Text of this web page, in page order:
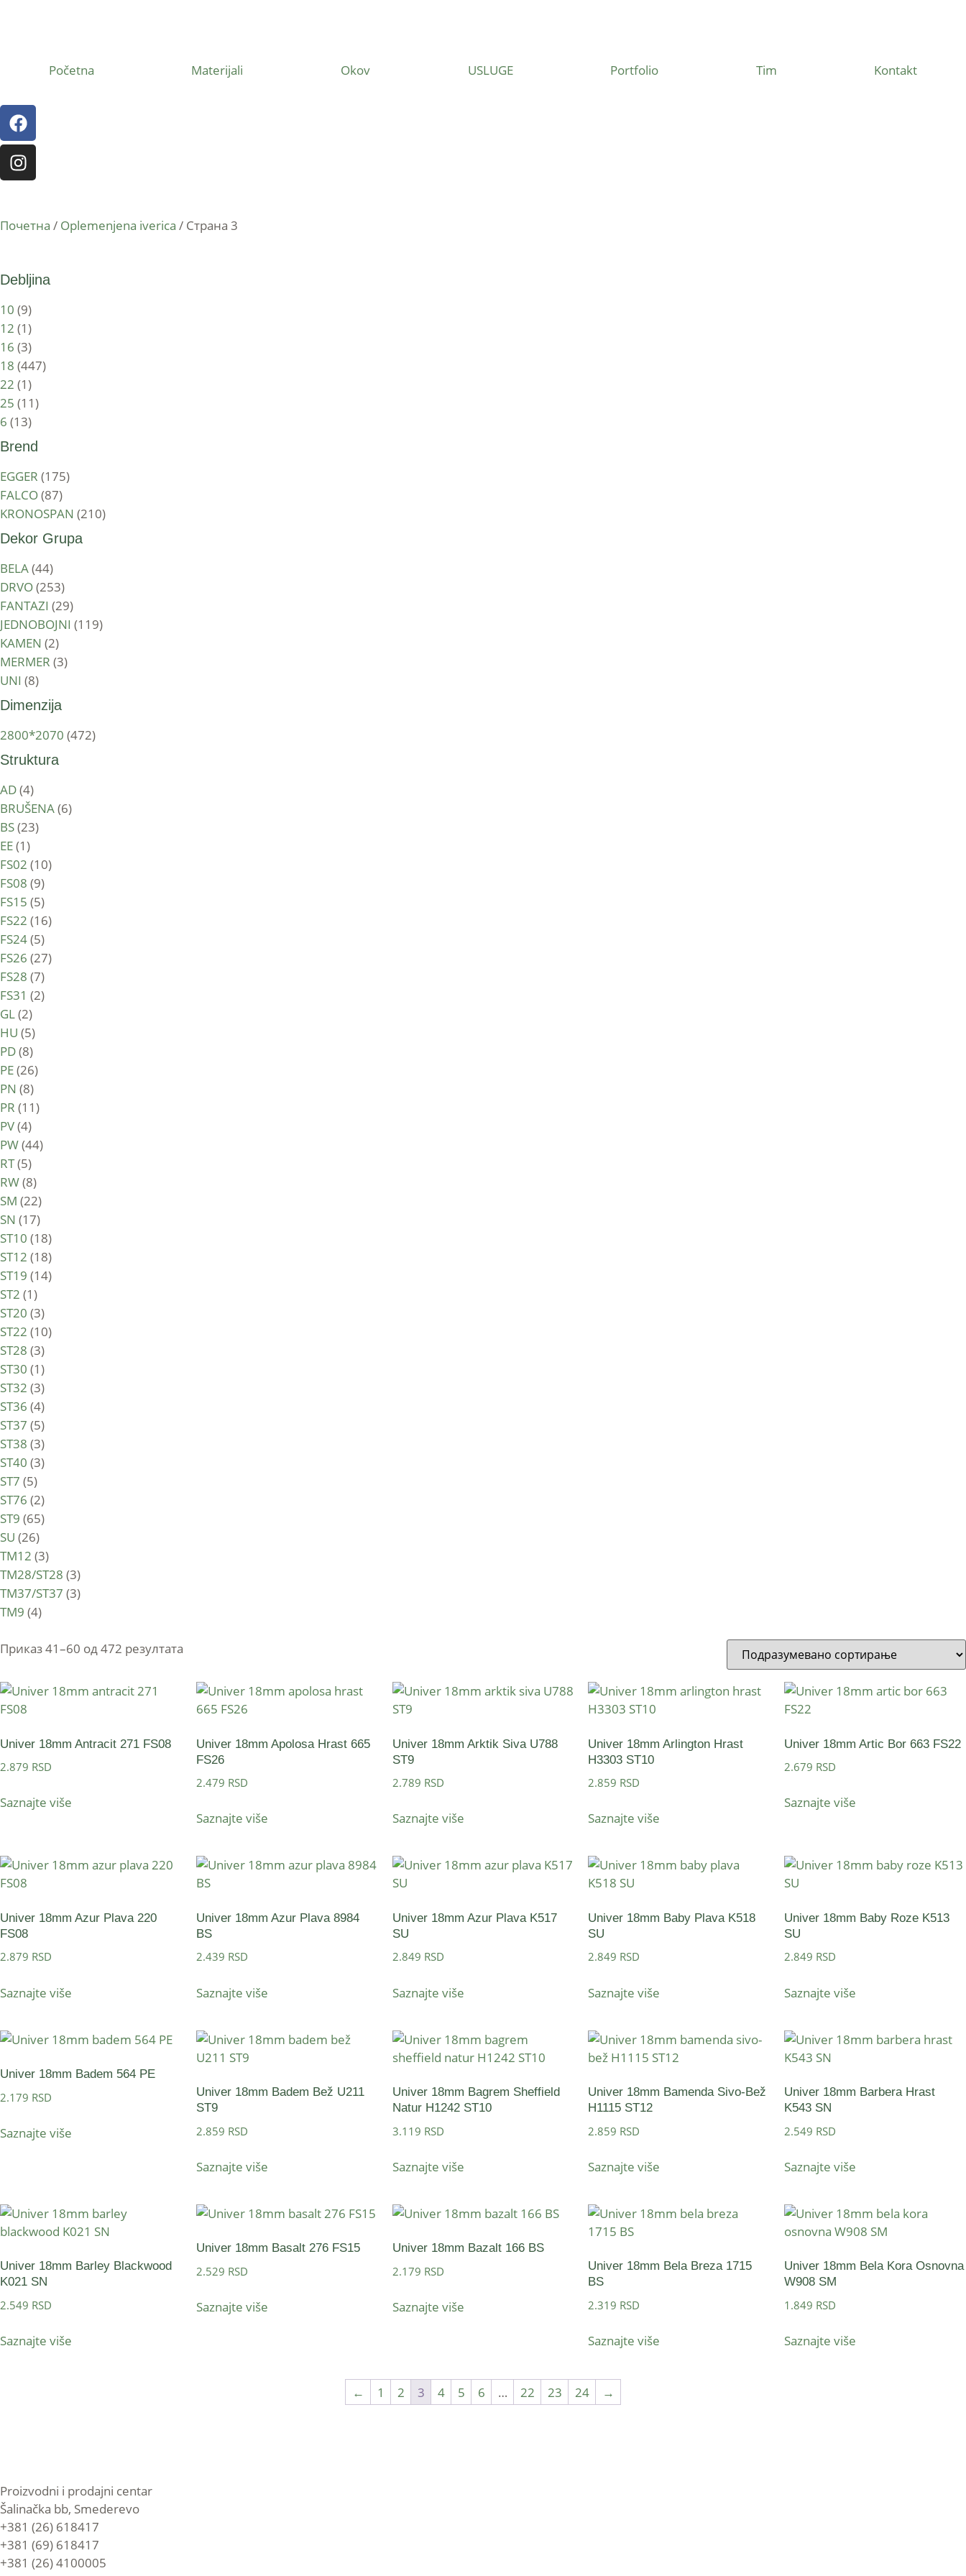
Početna Materijali Okov USLUGE Portfolio Tim Kontakt
Почетна / Oplemenjena iverica / Страна 3
Debljina
10 (9)
12 (1)
16 (3)
18 (447)
22 (1)
25 (11)
6 (13)
Brend
EGGER (175)
FALCO(87)
KRONOSPAN (210)
Dekor Grupa
BELA(44)
DRVO(253)
FANTAZI (29)
JEDNOBOJNI (119)
KAMEN (2)
MERMER (3)
UNI (8)
Dimenzija
2800*2070 (472)
Struktura
AD(4)
BRUŠENA(6)
BS(23)
EE(1)
FS02 (10)
FS08 (9)
FS15 (5)
FS22 (16)
FS24(5)
FS26 (27)
FS28 (7)
FS31 (2)
GL(2)
HU (5)
PD(8)
PE(26)
PN (8)
PR (11)
PV(4)
PW(44)
RT(5)
RW(8)
SM (22)
SN (17)
ST10 (18)
ST12 (18)
ST19 (14)
ST2 (1)
ST20 (3)
ST22 (10)
ST28 (3)
ST30 (1)
ST32 (3)
ST36 (4)
ST37 (5)
ST38 (3)
ST40 (3)
ST7 (5)
ST76 (2)
ST9 (65)
SU (26)
TM12 (3)
TM28/ST28 (3)
TM37/ST37 (3)
TM9 (4)
Приказ 41–60 од 472 резултата
Univer 18mm Antracit 271 FS08
2.879 RSD
Saznajte više
Univer 18mm Apolosa Hrast 665
FS26
2.479 RSD
Saznajte više
Univer 18mm Arktik Siva U788
ST9
2.789 RSD
Saznajte više
Univer 18mm Arlington Hrast
H3303 ST10
2.859 RSD
Saznajte više
Univer 18mm Artic Bor 663 FS22
2.679 RSD
Saznajte više
Univer 18mm Azur Plava 220
FS08
2.879 RSD
Saznajte više
Univer 18mm Azur Plava 8984
BS
2.439 RSD
Saznajte više
Univer 18mm Azur Plava K517
SU
2.849 RSD
Saznajte više
Univer 18mm Baby Plava K518
SU
2.849 RSD
Saznajte više
Univer 18mm Baby Roze K513
SU
2.849 RSD
Saznajte više
Univer 18mm Badem 564 PE
2.179 RSD
Saznajte više
Univer 18mm Badem Bež U211
ST9
2.859 RSD
Saznajte više
Univer 18mm Bagrem Sheffield
Natur H1242 ST10
3.119 RSD
Saznajte više
Univer 18mm Bamenda Sivo-Bež
H1115 ST12
2.859 RSD
Saznajte više
Univer 18mm Barbera Hrast
K543 SN
2.549 RSD
Saznajte više
Univer 18mm Barley Blackwood
K021 SN
2.549 RSD
Saznajte više
Univer 18mm Basalt 276 FS15
2.529 RSD
Saznajte više
Univer 18mm Bazalt 166 BS
2.179 RSD
Saznajte više
Univer 18mm Bela Breza 1715
BS
2.319 RSD
Saznajte više
Univer 18mm Bela Kora Osnovna
W908 SM
1.849 RSD
Saznajte više
← 1 2 3 4 5 6 … 22 23 24 →
Proizvodni i prodajni centar
Šalinačka bb, Smederevo
+381 (26) 618417
+381 (69) 618417
+381 (26) 4100005